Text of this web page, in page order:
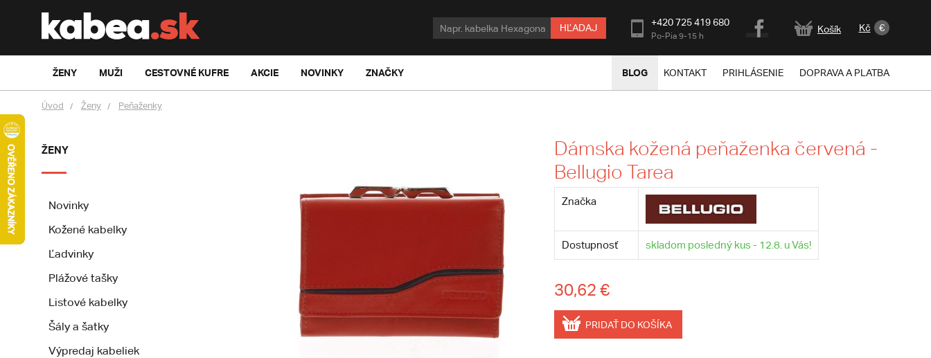
HĽADAJ +420 725 419 680
Po-Pia 9-15 h
Košík Kč €
ŽENY MUŽI CESTOVNÉ KUFRE AKCIE NOVINKY ZNAČKY BLOG KONTAKT PRIHLÁSENIE DOPRAVA A PLATBA
Úvod Ženy Peňaženky
ŽENY
Novinky
Kožené kabelky
Ľadvinky
Plážové tašky
Listové kabelky
Šály a šatky
Výpredaj kabeliek
Dámska kožená peňaženka červená -
Bellugio Tarea
Značka
Dostupnosť skladom posledný kus - 12.8. u Vás!
30,62 €
PRIDAŤ DO KOŠÍKA